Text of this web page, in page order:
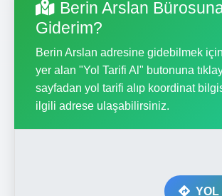
Berin Arslan
Giderim?
Berin Arslan adresine gidebilmek
yer alan "Yol Tarifi Al" butonuna
sayfadan yol tarifi alıp koordinat
ilgili adrese ulaşabilirsiniz.
YOL